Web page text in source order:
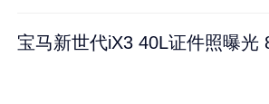
宝马新世代iX3 40L证件照曝光